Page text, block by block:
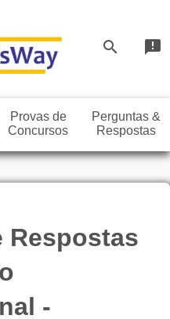
search announcement
Provas de
Concursos
Perguntas &
Respostas
Respostas
-